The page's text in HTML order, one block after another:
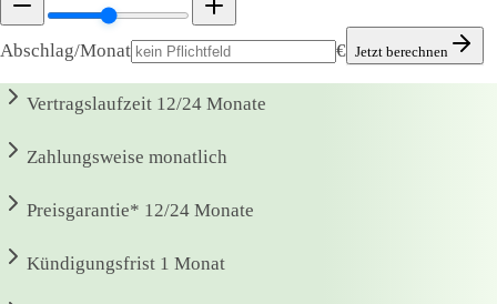
Abschlag/Monat € Jetzt berechnen
Vertragslaufzeit 12/24 Monate
Zahlungsweise monatlich
Preisgarantie* 12/24 Monate
Kündigungsfrist 1 Monat